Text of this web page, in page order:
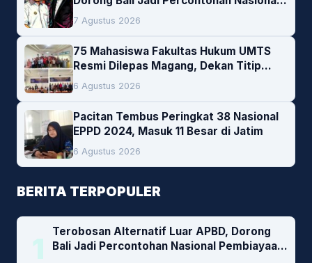
Pembiayaan Daerah
7 Agustus 2026
75 Mahasiswa Fakultas Hukum UMTS
Resmi Dilepas Magang, Dekan Titip
Empat Pesan Penting
6 Agustus 2026
Pacitan Tembus Peringkat 38 Nasional
EPPD 2024, Masuk 11 Besar di Jatim
6 Agustus 2026
BERITA TERPOPULER
1
Terobosan Alternatif Luar APBD, Dorong
Bali Jadi Percontohan Nasional Pembiayaan
Daerah